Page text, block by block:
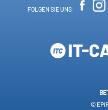
FOLGEN SIE UNS:
©